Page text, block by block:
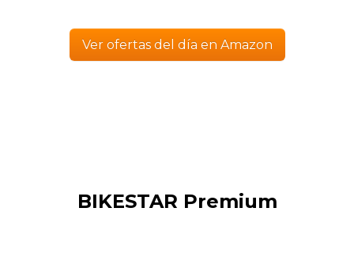
Ver ofertas del día en Amazon
BIKESTAR Premium